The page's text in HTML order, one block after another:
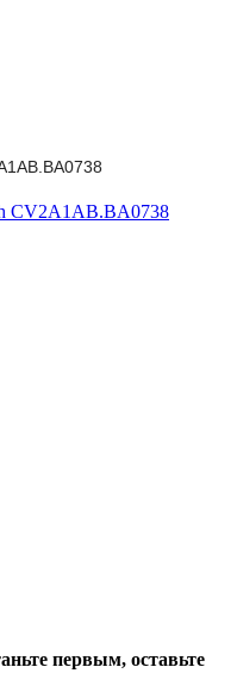
CV2A1AB.BA0738
первым, оставьте